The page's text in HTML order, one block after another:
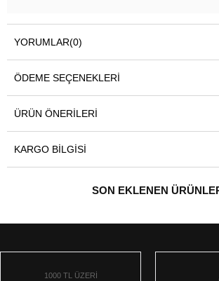
YORUMLAR(0)
ÖDEME SEÇENEKLERI
ÜRÜN ÖNERILERI
KARGO BILGISI
SON EKLENEN
1000 TL ÜZERİ